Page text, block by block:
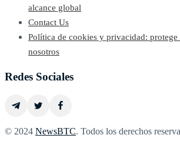
alcance global
Contact Us
Política de cookies y privacidad: protege
nosotros
Redes Sociales
© 2024 NewsBTC. Todos los derechos